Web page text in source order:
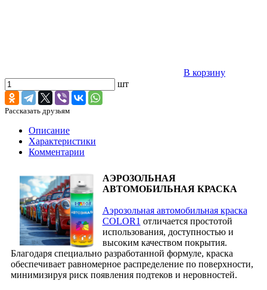
В корзину
шт
Рассказать друзьям
Описание
Характеристики
Комментарии
АЭРОЗОЛЬНАЯ
АВТОМОБИЛЬНАЯ КРАСКА
Аэрозольная автомобильная краска
COLOR1 отличается простотой
использования, доступностью и
высоким качеством покрытия.
Благодаря специально разработанной формуле, краска
обеспечивает равномерное распределение по поверхности,
минимизируя риск появления подтеков и неровностей.